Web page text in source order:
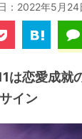
： 2022年5月24
は恋愛成就
サイン